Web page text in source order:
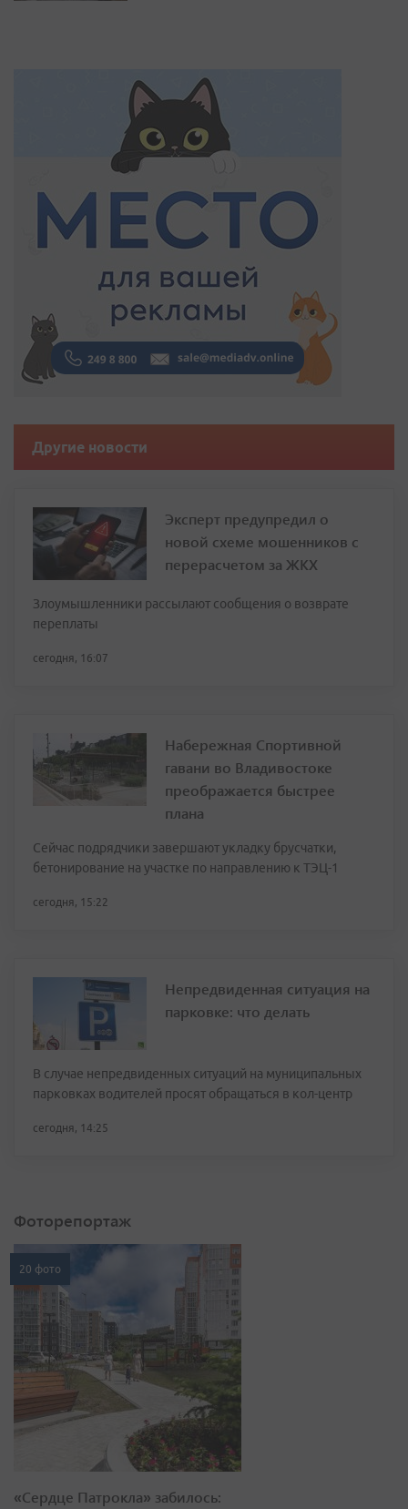
Другие новости
Эксперт предупредил о
новой схеме мошенников с
перерасчетом за ЖКХ
Злоумышленники рассылают сообщения о возврате
переплаты
сегодня, 16:07
Набережная Спортивной
гавани во Владивостоке
преображается быстрее
плана
Сейчас подрядчики завершают укладку брусчатки,
бетонирование на участке по направлению к ТЭЦ-1
сегодня, 15:22
Непредвиденная ситуация на
парковке: что делать
В случае непредвиденных ситуаций на муниципальных
парковках водителей просят обращаться в кол-центр
сегодня, 14:25
Фоторепортаж
20 фото
«Сердце Патрокла» забилось: